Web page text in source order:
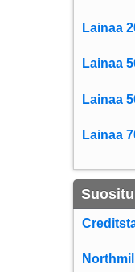
Lainaa
Lainaa
Lainaa
Lainaa